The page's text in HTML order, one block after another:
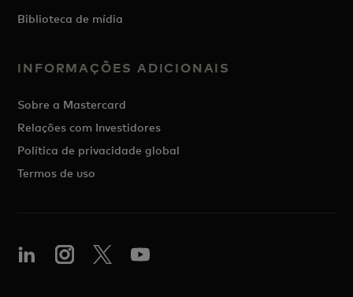
Biblioteca de mídia
INFORMAÇÕES ADICIONAIS
Sobre a Mastercard
Relações com Investidores
Política de privacidade global
Termos de uso